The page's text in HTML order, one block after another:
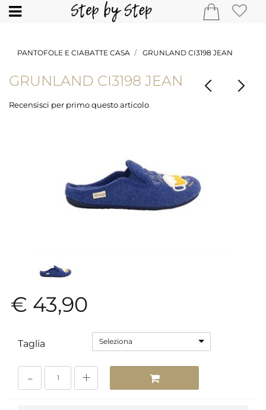
Open
PANTOFOLE E CIABATTE CASA GRUNLAND CI3198 JEAN
GRUNLAND CI3198 JEAN
Recensisci per primo questo articolo
€ 43,90
Taglia Seleziona